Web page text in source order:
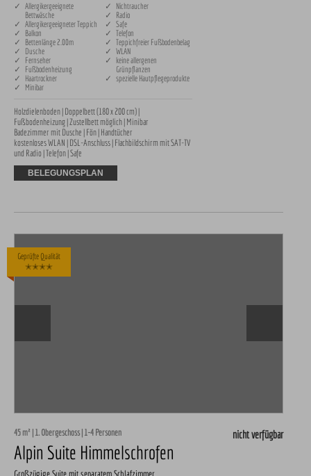
✓ Allergikergeeignete
Bettwäsche
✓ Allergikergeeigneter Teppich
✓ Balkon
✓ Bettenlänge 2.00m
✓ Dusche
✓ Fernseher
✓ Fußbodenheizung
✓ Haartrockner
✓ Minibar
✓ Nichtraucher
✓ Radio
✓ Safe
✓ Telefon
✓ Teppichfreier Fußbodenbelag
✓ WLAN
✓ keine allergenen
Grünpflanzen
✓ spezielle Hautpflegeprodukte
Holzdielenboden | Doppelbett (180 x 200 cm) |
Fußbodenheizung | Zustellbett möglich | Minibar
Badezimmer mit Dusche | Fön | Handtücher
kostenloses WLAN | DSL-Anschluss | Flachbildschirm mit SAT-TV
und Radio | Telefon | Safe
BELEGUNGSPLAN
Geprüfte Qualität
✭✭✭✭
45 m² | 1. Obergeschoss | 1-4 Personen
Alpin Suite Himmelschrofen
nicht verfügbar